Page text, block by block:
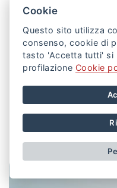
Come Far
Una cattiva postura, lo
attività fisica,
Cookie
Questo sito utilizza
consenso, cookie di
tasto 'Accetta tutti' si
profilazione Cookie